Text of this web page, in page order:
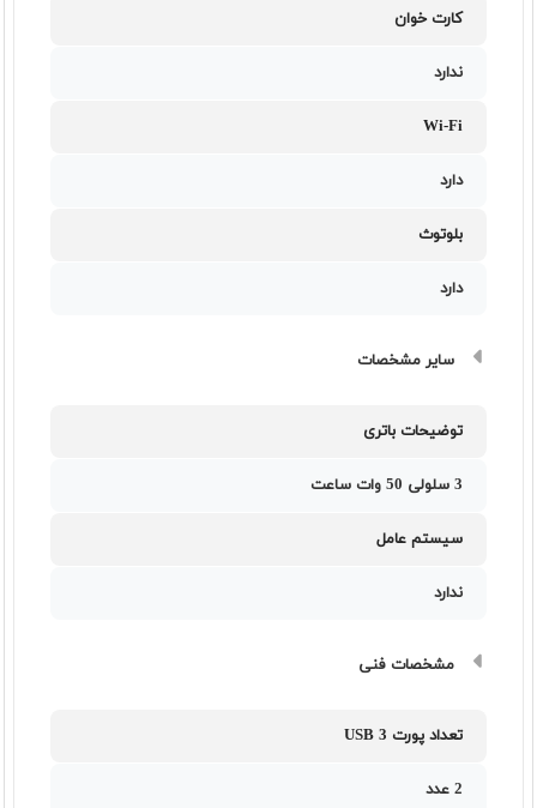
کارت خوان
ندارد
Wi-Fi
دارد
بلوتوث
دارد
سایر مشخصات
توضیحات باتری
3 سلولی 50 وات ساعت
سیستم عامل
ندارد
مشخصات فنی
تعداد پورت USB 3
2 عدد